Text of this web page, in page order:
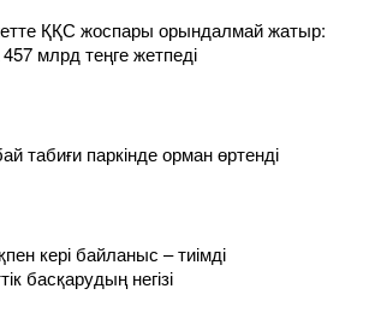
ҚҚС жоспары орындалмай жатыр:
млрд теңге жетпеді
табиғи паркінде орман өртенді
кері байланыс – тиімді
басқарудың негізі